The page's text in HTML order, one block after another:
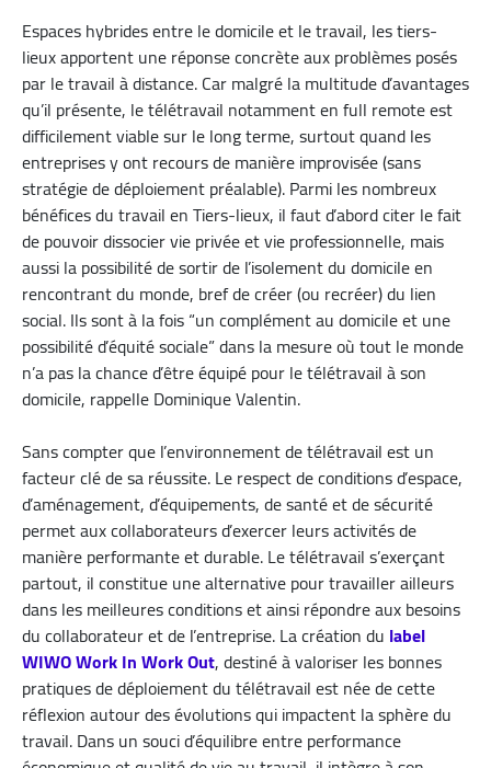
Espaces hybrides entre le domicile et le travail, les tiers-
lieux apportent une réponse concrète aux problèmes posés
par le travail à distance. Car malgré la multitude d’avantages
qu’il présente, le télétravail notamment en full remote est
difficilement viable sur le long terme, surtout quand les
entreprises y ont recours de manière improvisée (sans
stratégie de déploiement préalable). Parmi les nombreux
bénéfices du travail en Tiers-lieux, il faut d’abord citer le fait
de pouvoir dissocier vie privée et vie professionnelle, mais
aussi la possibilité de sortir de l’isolement du domicile en
rencontrant du monde, bref de créer (ou recréer) du lien
social. Ils sont à la fois “un complément au domicile et une
possibilité d’équité sociale” dans la mesure où tout le monde
n’a pas la chance d’être équipé pour le télétravail à son
domicile, rappelle Dominique Valentin.
Sans compter que l’environnement de télétravail est un
facteur clé de sa réussite. Le respect de conditions d’espace,
d’aménagement, d’équipements, de santé et de sécurité
permet aux collaborateurs d’exercer leurs activités de
manière performante et durable. Le télétravail s’exerçant
partout, il constitue une alternative pour travailler ailleurs
dans les meilleures conditions et ainsi répondre aux besoins
du collaborateur et de l’entreprise. La création du label
WIWO Work In Work Out, destiné à valoriser les bonnes
pratiques de déploiement du télétravail est née de cette
réflexion autour des évolutions qui impactent la sphère du
travail. Dans un souci d’équilibre entre performance